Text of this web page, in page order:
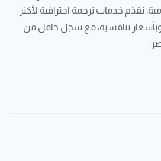
نقدّم خدمات ترجمة احترافية لأكثر
وبأسعار تنافسية، مع سجل حافل من